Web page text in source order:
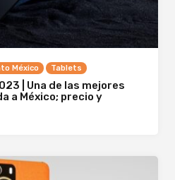
México Tablets
| Una de las mejores
a México; precio y